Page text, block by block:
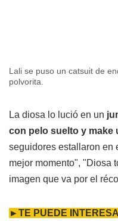
Lali se puso un catsuit de
polvorita.
La diosa lo lució en un
con pelo suelto y make
seguidores estallaron en
mejor momento", "Diosa
imagen que va por el
►TE PUEDE